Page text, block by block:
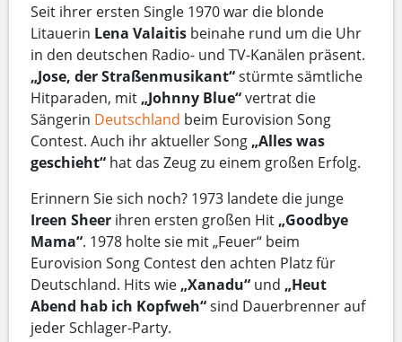
Seit ihrer ersten Single 1970 war die blonde
Litauerin Lena Valaitis beinahe rund um die Uhr
in den deutschen Radio- und TV-Kanälen präsent.
„Jose, der Straßenmusikant“stürmte sämtliche
Hitparaden, mit „Johnny Blue“vertrat die
Sängerin Deutschland beim Eurovision Song
Contest. Auch ihr aktueller Song „Alles was
geschieht“ hat das Zeug zu einem großen Erfolg.
Erinnern Sie sich noch? 1973 landete die junge
Ireen Sheer ihren ersten großen Hit „Goodbye
Mama“. 1978 holte sie mit „Feuer“ beim
Eurovision Song Contest den achten Platz für
Deutschland. Hits wie „Xanadu“ und „Heut
Abend hab ich Kopfweh“sind Dauerbrenner auf
jeder Schlager-Party.